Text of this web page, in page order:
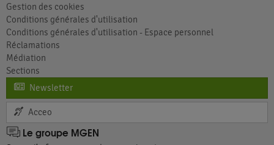
Gestion des cookies
Conditions générales d'utilisation
Conditions générales d'utilisation - Espace personnel
Réclamations
Médiation
Sections
Newsletter
Acceo
Le groupe MGEN